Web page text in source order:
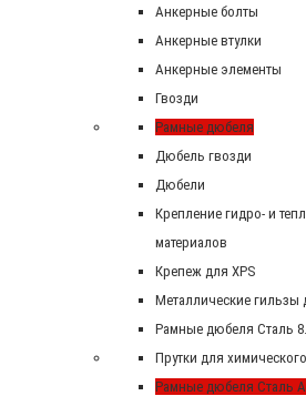
Анкерные болты
Анкерные втулки
Анкерные элементы
Гвозди
Рамные дюбеля
Дюбель гвозди
Дюбели
Крепление гидро- и
материалов
Крепеж для XPS
Металлические гильзы
Рамные дюбеля Сталь
Прутки для
Рамные дюбеля Сталь